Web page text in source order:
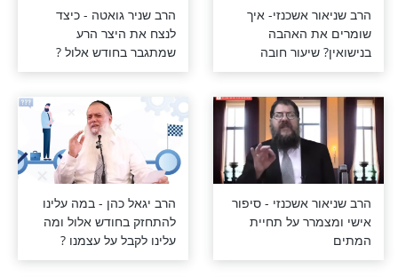
- באיזה
את עצמך
הרב שניאור אשכנזי -
הרצאת סיכום שנה לקראת
השנה החדשה!
אשכנזי- איך
הרב שניר גואטה - כיצד